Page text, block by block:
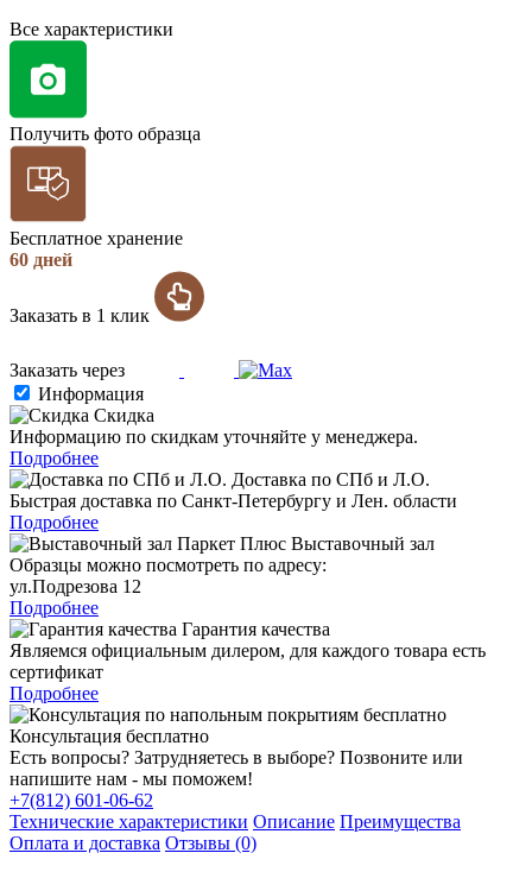
Все характеристики
Получить фото образца
Бесплатное хранение
60 дней
Заказать в 1 клик
Заказать через
Информация
Скидка
Информацию по скидкам уточняйте у менеджера.
Подробнее
Доставка по СПб и Л.О.
Быстрая доставка по Санкт-Петербургу и Лен. области
Подробнее
Выставочный зал
Образцы можно посмотреть по адресу:
ул.Подрезова 12
Подробнее
Гарантия качества
Являемся официальным дилером, для каждого товара есть
сертификат
Подробнее
Консультация бесплатно
Есть вопросы? Затрудняетесь в выборе? Позвоните или
напишите нам - мы поможем!
+7(812) 601-06-62
Технические характеристики Описание Преимущества
Оплата и доставка Отзывы (0)